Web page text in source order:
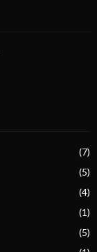
(7)
(5)
(4)
(1)
(5)